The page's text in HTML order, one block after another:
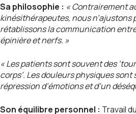
Sa philosophie : « Contrairement
kinésithérapeutes, nous n’ajustons
rétablissons la communication
épinière et nerfs. »
« Les patients sont souvent des
corps’. Les douleurs physiques
répression d’émotions et d’un
Son équilibre personnel : Travail